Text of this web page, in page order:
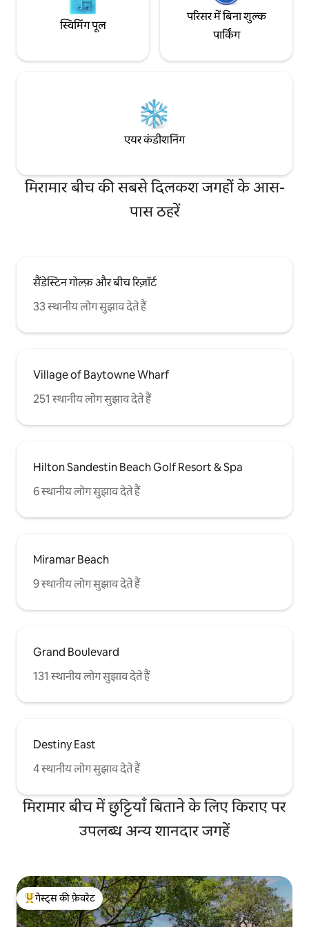
स्विमिंग पूल
परिसर में बिना शुल्क
पार्किंग
एयर कंडीशनिंग
मिरामार बीच की सबसे दिलकश जगहों के आस-
पास ठहरें
सैंडेस्टिन गोल्फ़ और बीच रिज़ॉर्ट
33 स्थानीय लोग सुझाव देते हैं
Village of Baytowne Wharf
251 स्थानीय लोग सुझाव देते हैं
Hilton Sandestin Beach Golf Resort & Spa
6 स्थानीय लोग सुझाव देते हैं
Miramar Beach
9 स्थानीय लोग सुझाव देते हैं
Grand Boulevard
131 स्थानीय लोग सुझाव देते हैं
Destiny East
4 स्थानीय लोग सुझाव देते हैं
मिरामार बीच में छुट्टियाँ बिताने के लिए किराए पर
उपलब्ध अन्य शानदार जगहें
गेस्ट्स का टॉप फ़ेवरेट
गेस्ट्स की फ़ेवरेट